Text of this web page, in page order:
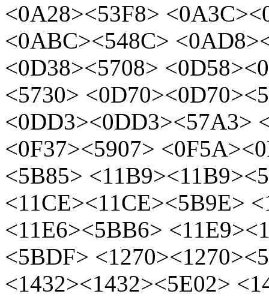
<0A28><53F8>
<0ABC><548C>
<0D38><5708>
<5730>
<0DD3><0DD3><57A3>
<0F37><5907>
<5B85>
<11CE><11CE><5B9E>
<11E6><5BB6>
<5BDF>
<1432><1432><5E02>